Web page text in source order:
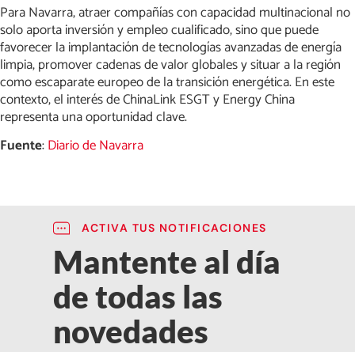
Para Navarra, atraer compañías con capacidad multinacional no
solo aporta inversión y empleo cualificado, sino que puede
favorecer la implantación de tecnologías avanzadas de energía
limpia, promover cadenas de valor globales y situar a la región
como escaparate europeo de la transición energética. En este
contexto, el interés de ChinaLink ESGT y Energy China
representa una oportunidad clave.
Fuente:Diario de Navarra
ACTIVA TUS NOTIFICACIONES
Mantente al día
de todas las
novedades